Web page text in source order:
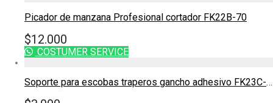
$40.000. $35.000.
Picador de manzana Profesional cortador FK22B-70
$12.000
COSTUMER SERVICE
Soporte para escobas traperos gancho adhesivo FK23C-18